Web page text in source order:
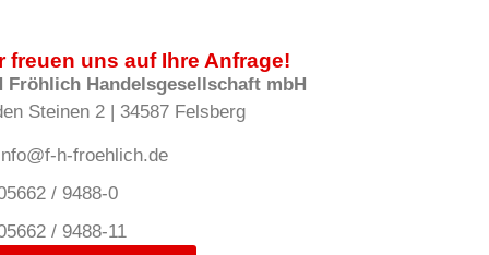
freuen uns auf Ihre Anfrage!
Fröhlich Handelsgesellschaft mbH
Steinen 2 | 34587 Felsberg
h-froehlich.de
/ 9488-0
/ 9488-11